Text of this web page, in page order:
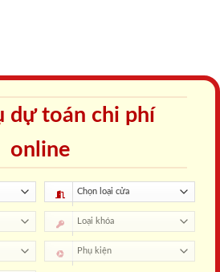
dự toán chi phí
online